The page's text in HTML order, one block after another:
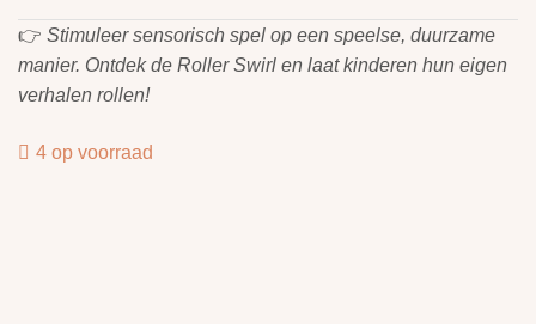
👉 Stimuleer sensorisch spel op een speelse, duurzame
manier. Ontdek de Roller Swirl en laat kinderen hun eigen
verhalen rollen!
4 op voorraad